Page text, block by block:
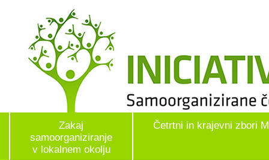
Zakaj
samoorganiziranje
v lokalnem okolju
Četrtni in krajevni zbori